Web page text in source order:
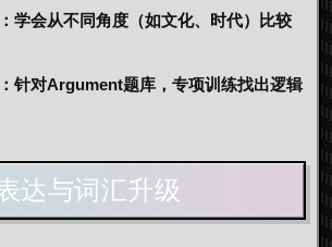
：学会从不同角度（如文化、时代）比较
：针对Argument题库，专项训练找出逻辑
达与词汇升级